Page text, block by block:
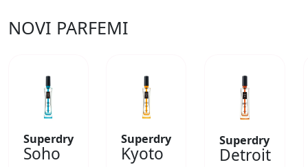
NOVI PARFEMI
Superdry
Soho
Superdry
Kyoto
Superdry
Detroit